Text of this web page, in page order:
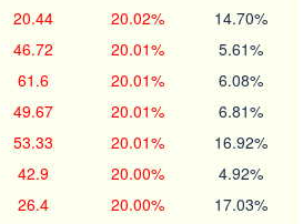
20.44 20.02% 14.70%
46.72 20.01% 5.61%
61.6 20.01% 6.08%
49.67 20.01% 6.81%
53.33 20.01% 16.92%
42.9 20.00% 4.92%
26.4 20.00% 17.03%